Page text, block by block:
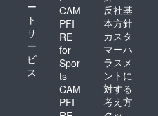
ー
ト
サ
ー
ビ
ス
CAM
PFI
RE
for
Spor
ts
CAM
PFI
反社基
本方針
カスタ
マーハ
ラスメ
ントに
対する
考え方